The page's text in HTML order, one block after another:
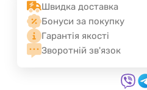
Швидка доставка
Бонуси за покупку
Гарантія якості
Зворотній зв'язок